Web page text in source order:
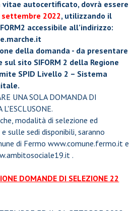
autocertificato, dovrà essere
settembre 2022, utilizzando il
accessibile all’indirizzo:
della domanda - da presentare
sito SIFORM 2 della Regione
SPID Livello 2 – Sistema
UNA SOLA DOMANDA DI
modalità di selezione ed
sulle sedi disponibili, saranno
di Fermo www.comune.fermo.it e
.
DOMANDE DI SELEZIONE 22